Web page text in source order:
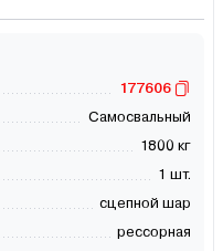
177606
Самосвальный
1800 кг
1 шт.
сцепной шар
рессорная